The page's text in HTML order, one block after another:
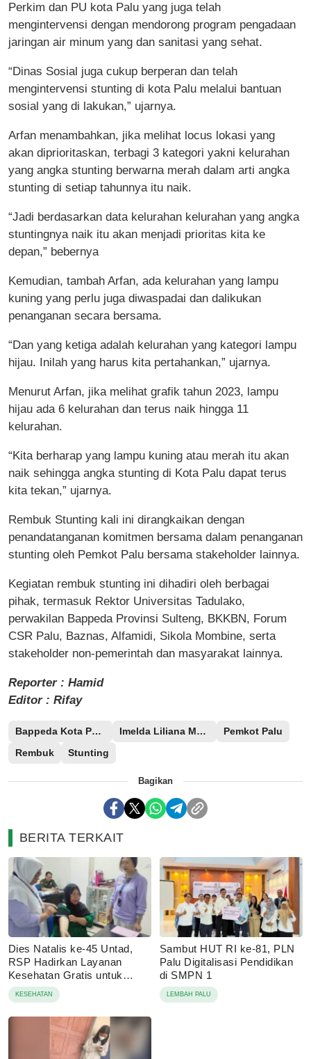
Perkim dan PU kota Palu yang juga telah
mengintervensi dengan mendorong program pengadaan
jaringan air minum yang dan sanitasi yang sehat.
“Dinas Sosial juga cukup berperan dan telah
mengintervensi stunting di kota Palu melalui bantuan
sosial yang di lakukan,” ujarnya.
Arfan menambahkan, jika melihat locus lokasi yang
akan diprioritaskan, terbagi 3 kategori yakni kelurahan
yang angka stunting berwarna merah dalam arti angka
stunting di setiap tahunnya itu naik.
“Jadi berdasarkan data kelurahan kelurahan yang angka
stuntingnya naik itu akan menjadi prioritas kita ke
depan,” bebernya
Kemudian, tambah Arfan, ada kelurahan yang lampu
kuning yang perlu juga diwaspadai dan dalikukan
penanganan secara bersama.
“Dan yang ketiga adalah kelurahan yang kategori lampu
hijau. Inilah yang harus kita pertahankan,” ujarnya.
Menurut Arfan, jika melihat grafik tahun 2023, lampu
hijau ada 6 kelurahan dan terus naik hingga 11
kelurahan.
“Kita berharap yang lampu kuning atau merah itu akan
naik sehingga angka stunting di Kota Palu dapat terus
kita tekan,” ujarnya.
Rembuk Stunting kali ini dirangkaikan dengan
penandatanganan komitmen bersama dalam penanganan
stunting oleh Pemkot Palu bersama stakeholder lainnya.
Kegiatan rembuk stunting ini dihadiri oleh berbagai
pihak, termasuk Rektor Universitas Tadulako,
perwakilan Bappeda Provinsi Sulteng, BKKBN, Forum
CSR Palu, Baznas, Alfamidi, Sikola Mombine, serta
stakeholder non-pemerintah dan masyarakat lainnya.
Reporter : Hamid
Editor : Rifay
Bappeda Kota Palu Imelda Liliana Muhidin
Pemkot Palu
Rembuk
Stunting
Bagikan
BERITA TERKAIT
Dies Natalis ke-45 Untad,
RSP Hadirkan Layanan
Kesehatan Gratis untuk
Masyaraka
KESEHATAN
Sambut HUT RI ke-81, PLN
Palu Digitalisasi Pendidikan
di SMPN 1
LEMBAH PALU